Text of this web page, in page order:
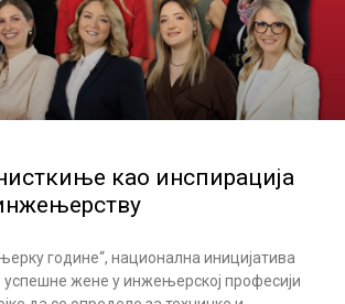
као инспирација
године“, национална иницијатива
успешне жене у инжењерској професији